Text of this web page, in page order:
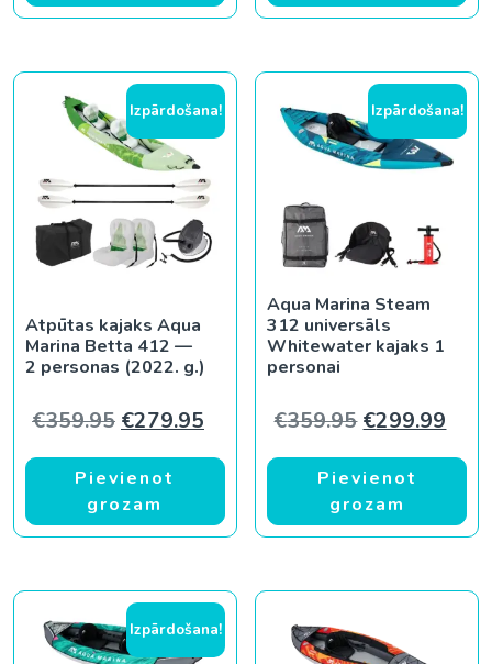
Izpārdošana!
Atpūtas kajaks Aqua
Marina Betta 412 —
2 personas (2022. g.)
€359.95 Original price was: €359.95.
€279.95 Current price is: €279.95.
Pievienot
grozam
Izpārdošana!
Aqua Marina Steam
312 universāls
Whitewater kajaks 1
personai
€359.95 Original
€299.99
Pievienot
grozam
Izpārdošana!